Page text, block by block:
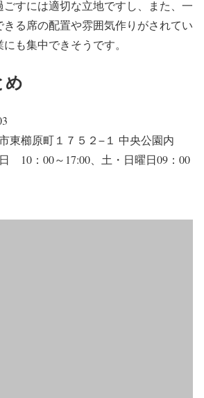
すには適切な立地ですし、また、一
きる席の配置や雰囲気作りがされてい
も集中できそうです。
め
東櫛原町１７５２−１ 中央公園内
10：00～17:00、土・日曜日09：00